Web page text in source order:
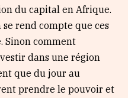
du capital en Afrique.
rend compte que ces
Sinon comment
dans une région
que du jour au
prendre le pouvoir et